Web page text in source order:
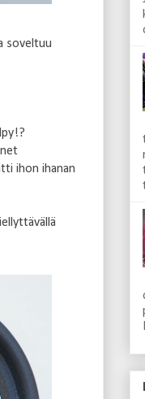
soveltuu
ihon ihanan